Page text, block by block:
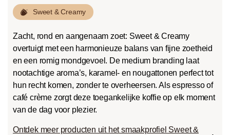
Sweet & Creamy
Zacht, rond en aangenaam zoet: Sweet & Creamy
overtuigt met een harmonieuze balans van fijne zoetheid
en een romig mondgevoel. De medium branding laat
nootachtige aroma’s, karamel- en nougattonen perfect tot
hun recht komen, zonder te overheersen. Als espresso of
café crème zorgt deze toegankelijke koffie op elk moment
van de dag voor plezier.
Ontdek meer producten uit het smaakprofiel Sweet &